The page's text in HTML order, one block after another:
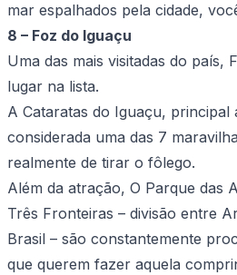
mar espalhados pela cidade,
8 – Foz do Iguaçu
Uma das mais visitadas do país,
lugar na lista.
A Cataratas do Iguaçu, principal
considerada uma das 7
realmente de tirar o fôlego.
Além da atração, O Parque das
Três Fronteiras – divisão entre
Brasil – são constantemente
que querem fazer aquela